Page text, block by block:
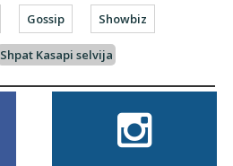
Gossip Showbiz
Shpat Kasapi selvija